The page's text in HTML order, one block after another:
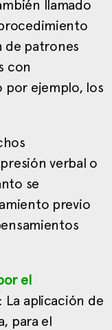
llamado
de patrones
con
por ejemplo, los
verbal o
se
previo
el
: La aplicación de
para el